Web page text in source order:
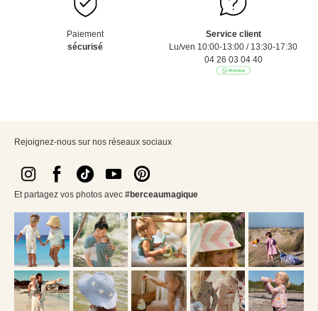
Paiement
sécurisé
Service client
Lu/ven 10:00-13:00 / 13:30-17:30
04 26 03 04 40
Rejoignez-nous sur nos réseaux sociaux
Et partagez vos photos avec #berceaumagique